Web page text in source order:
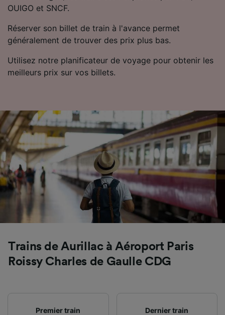
OUIGO et SNCF.
Réserver son billet de train à l'avance permet
généralement de trouver des prix plus bas.
Utilisez notre planificateur de voyage pour obtenir les
meilleurs prix sur vos billets.
Trains de Aurillac à Aéroport Paris
Roissy Charles de Gaulle CDG
Premier train
Dernier train
Utiliser des données de géolocalisation
caractéristiques de l’appareil pour
l’identification. Stocker et/ou accéder à des
informations sur un appareil. Publicités et
contenu personnalisés, mesure de
performance des publicités et du contenu,
études d’audience et développement de